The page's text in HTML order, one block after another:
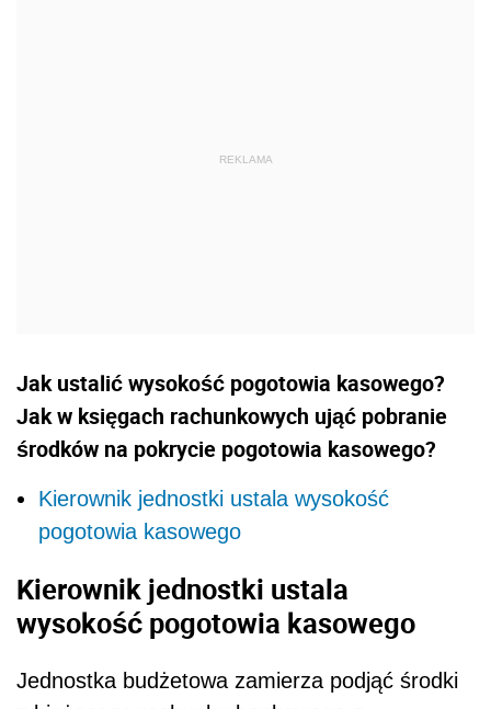
Jak ustalić wysokość pogotowia kasowego?
Jak w księgach rachunkowych ująć pobranie
środków na pokrycie pogotowia kasowego?
Kierownik jednostki ustala wysokość
pogotowia kasowego
Kierownik jednostki ustala
wysokość pogotowia kasowego
Jednostka budżetowa zamierza podjąć środki